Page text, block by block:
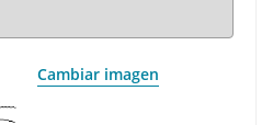
Cambiar imagen